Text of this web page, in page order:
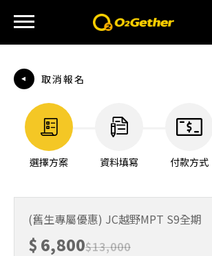
取消報名
選擇方案 資料填寫 付款方式
(舊生專屬優惠) JC越野MPT S9全期
$ 6,800$13,000